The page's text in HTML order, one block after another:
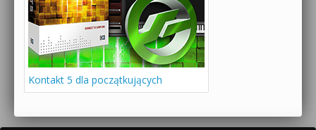
Kontakt 5 dla początkujących